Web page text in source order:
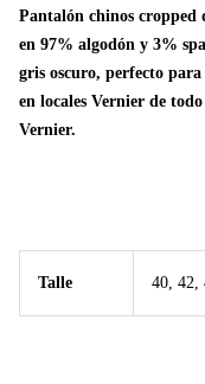
Pantalón chinos cropped
en 97% algodón y 3%
gris oscuro, perfecto
en locales Vernier de
Vernier.
Talle 40, 42,